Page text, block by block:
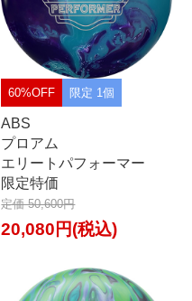
60%OFF 限定 1個
ABS
プロアム
エリートパフォーマー
限定特価
定価 50,600円
20,080円(税込)